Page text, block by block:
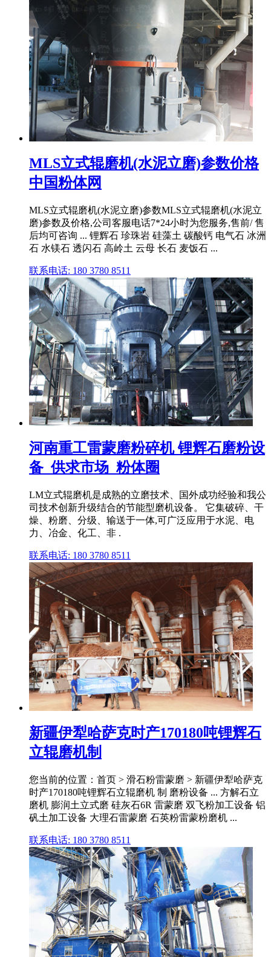
MLS立式辊磨机(水泥立磨)参数价格
中国粉体网
MLS立式辊磨机(水泥立磨)参数MLS立式辊磨机(水泥立
磨)参数及价格,公司客服电话7*24小时为您服务,售前/ 售
后均可咨询 ... 锂辉石 珍珠岩 硅藻土 碳酸钙 电气石 冰洲
石 水镁石 透闪石 高岭土 云母 长石 麦饭石 ...
联系电话: 180 3780 8511
河南重工雷蒙磨粉碎机 锂辉石磨粉设
备_供求市场_粉体圈
LM立式辊磨机是成熟的立磨技术、国外成功经验和我公
司技术创新升级结合的节能型磨机设备。 它集破碎、干
燥、粉磨、分级、输送于一体,可广泛应用于水泥、电
力、冶金、化工、非 .
联系电话: 180 3780 8511
新疆伊犁哈萨克时产170180吨锂辉石
立辊磨机制
您当前的位置：首页 > 滑石粉雷蒙磨 > 新疆伊犁哈萨克
时产170180吨锂辉石立辊磨机 制 磨粉设备 ... 方解石立
磨机 膨润土立式磨 硅灰石6R 雷蒙磨 双飞粉加工设备 铝
矾土加工设备 大理石雷蒙磨 石英粉雷蒙粉磨机 ...
联系电话: 180 3780 8511